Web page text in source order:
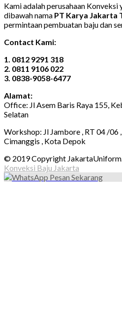
Kami adalah perusahaan
dibawah nama PT Karya Jakarta
permintaan pembuatan baju dan
Contact Kami:
1. 0812 9291 318
2. 0811 9106 022
3. 0838-9058-6477
Alamat:
Office: Jl Asem Baris Raya 155,
Selatan
Workshop: Jl Jambore , RT 04 /06
Cimanggis , Kota Depok
© 2019 Copyright
Konveksi Baju Jakarta
Pesan Sekarang